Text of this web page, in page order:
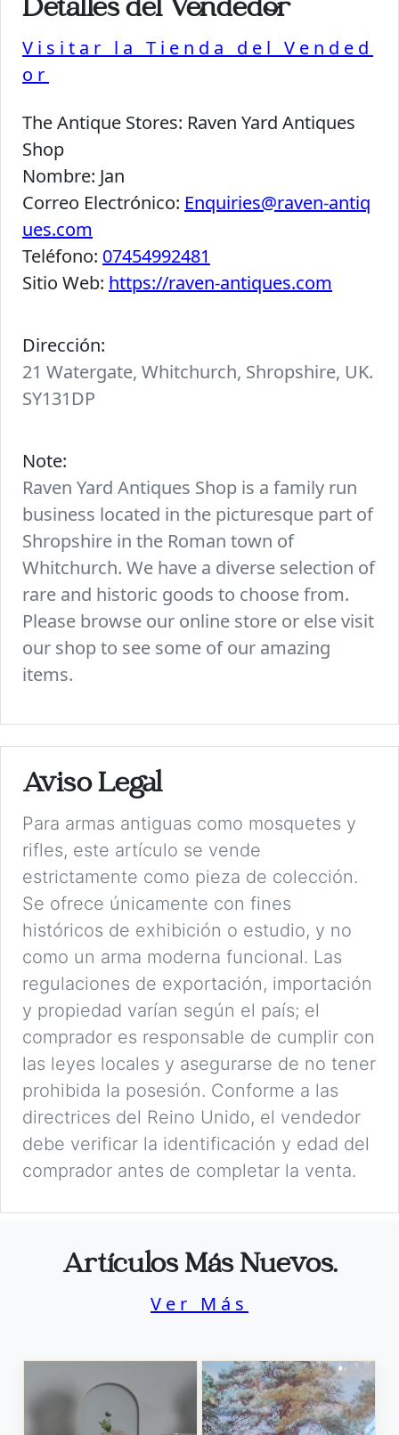
Detalles del Vendedor
Visitar la Tienda del Vended
or
The Antique Stores: Raven Yard Antiques
Shop
Nombre: Jan
Correo Electrónico: Enquiries@raven-antiq
ues.com
Teléfono: 07454992481
Sitio Web: https://raven-antiques.com
Dirección:
21 Watergate, Whitchurch, Shropshire, UK.
SY131DP
Note:
Raven Yard Antiques Shop is a family run
business located in the picturesque part of
Shropshire in the Roman town of
Whitchurch. We have a diverse selection of
rare and historic goods to choose from.
Please browse our online store or else visit
our shop to see some of our amazing
items.
Aviso Legal
Para armas antiguas como mosquetes y
rifles, este artículo se vende
estrictamente como pieza de colección.
Se ofrece únicamente con fines
históricos de exhibición o estudio, y no
como un arma moderna funcional. Las
regulaciones de exportación, importación
y propiedad varían según el país; el
comprador es responsable de cumplir con
las leyes locales y asegurarse de no tener
prohibida la posesión. Conforme a las
directrices del Reino Unido, el vendedor
debe verificar la identificación y edad del
comprador antes de completar la venta.
Artículos Más Nuevos.
Ver Más